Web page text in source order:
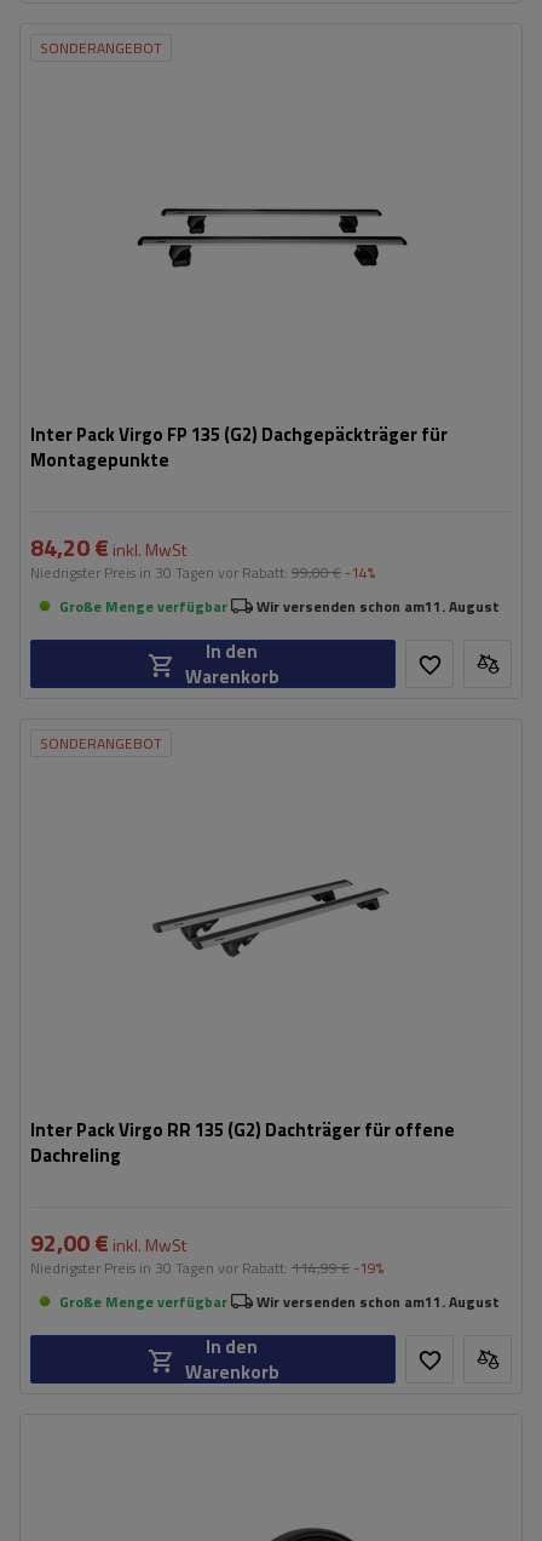
SONDERANGEBOT
Inter Pack Virgo FP 135 (G2) Dachgepäckträger für
Montagepunkte
84,20 € inkl. MwSt
Niedrigster Preis in 30 Tagen vor Rabatt: 99,00 € -14%
Große Menge verfügbar
Wir versenden schon am11. August
In den
Warenkorb
SONDERANGEBOT
Inter Pack Virgo RR 135 (G2) Dachträger für offene
Dachreling
92,00 € inkl. MwSt
Niedrigster Preis in 30 Tagen vor Rabatt: 114,99 € -19%
Große Menge verfügbar
Wir versenden schon am11. August
In den
Warenkorb